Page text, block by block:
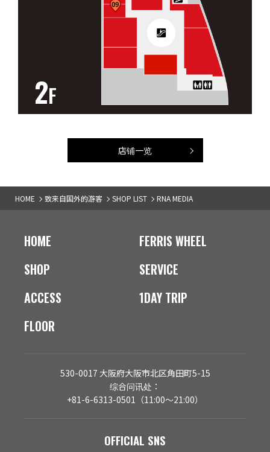
2F
店铺一览
HOME 致来自国外的游客 SHOP LIST RNA MEDIA
HOME
SHOP
ACCESS
FLOOR
FERRIS WHEEL
SERVICE
1DAY TRIP
530-0017 大阪府大阪市北区角田町5-15
综合问讯处：
+81-6-6313-0501（11:00～21:00）
OFFICIAL SNS